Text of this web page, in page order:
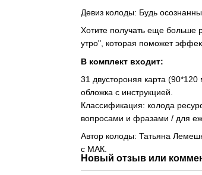
Девиз колоды: Будь
Хотите получать еще больше
утро", которая поможет
В комплект входит:
31 двустороняя карта (90*120
обложка с инструкцией.
Классификация: колода
вопросами и фразами / для
Автор колоды: Татьяна
с МАК.
Новый отзыв или